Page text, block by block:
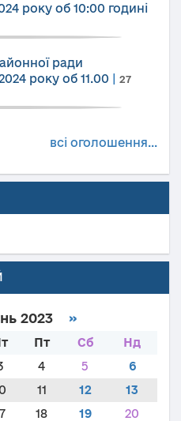
року об 10:00 годині
ради
року об 11.00
27
всі оголошення...
2023 »
Пт Сб
Нд
4 5
6
11 12
13
18 19
20